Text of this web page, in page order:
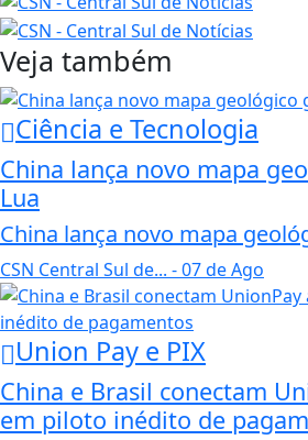
Veja também
Ciência e Tecnologia
China lança novo mapa
Lua
China lança novo mapa
CSN Central Sul de... - 07 de Ago
Union Pay e PIX
China e Brasil conectam
em piloto inédito de